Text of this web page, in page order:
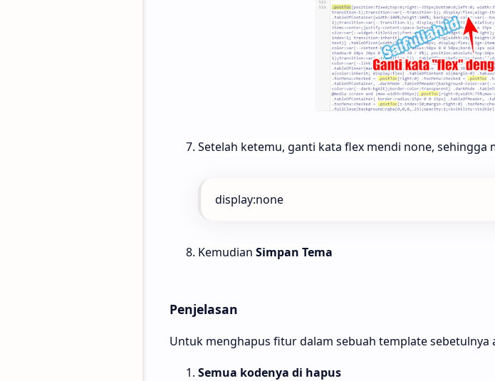
Setelah ketemu, ganti kata flex mendi none, sehingga
display:none
Kemudian Simpan Tema
Penjelasan
Untuk menghapus fitur dalam sebuah template sebetulnya
Semua kodenya di hapus